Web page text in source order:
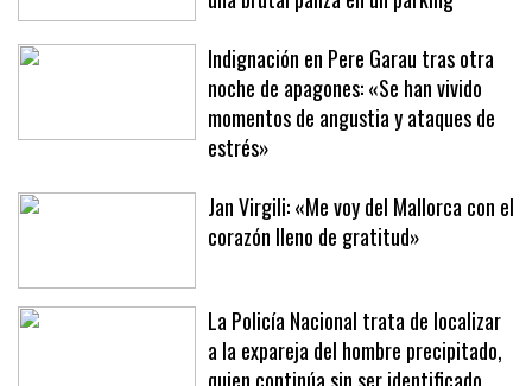
taxista en Playa de Palma hasta darle
una brutal paliza en un parking
Indignación en Pere Garau tras otra
noche de apagones: «Se han vivido
momentos de angustia y ataques de
estrés»
Jan Virgili: «Me voy del Mallorca con el
La Policía Nacional trata de localizar